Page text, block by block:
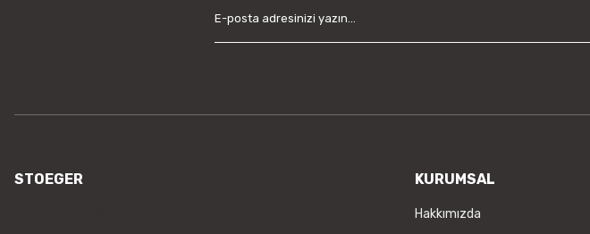
STOEGER KURUMSAL
Hakkımızda